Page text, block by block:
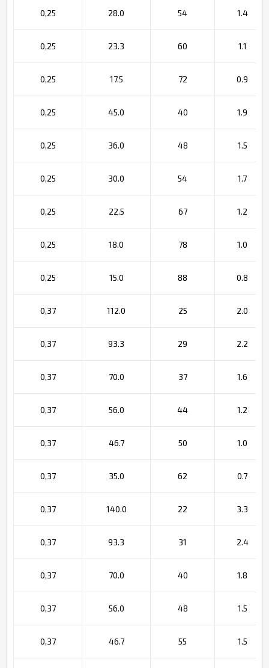
0,25 28.0 54 1.4
0,25 23.3 60 1.1
0,25 17.5 72 0.9
0,25 45.0 40 1.9
0,25 36.0 48 1.5
0,25 30.0 54 1.7
0,25 22.5 67 1.2
0,25 18.0 78 1.0
0,25 15.0 88 0.8
0,37 112.0 25 2.0
0,37 93.3 29 2.2
0,37 70.0 37 1.6
0,37 56.0 44 1.2
0,37 46.7 50 1.0
0,37 35.0 62 0.7
0,37 140.0 22 3.3
0,37 93.3 31 2.4
0,37 70.0 40 1.8
0,37 56.0 48 1.5
0,37 46.7 55 1.5